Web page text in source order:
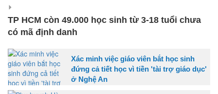
TP HCM còn 49.000 học sinh từ 3-18 tuổi chưa
có mã định danh
Xác minh việc giáo viên bắt học sinh
đứng cả tiết học vì tiền 'tài trợ giáo dục'
ở Nghệ An